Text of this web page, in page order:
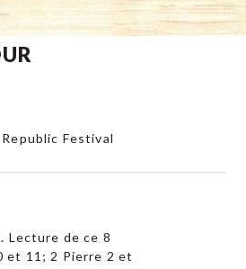
Festival
Lecture de ce 8
et 11; 2 Pierre 2 et